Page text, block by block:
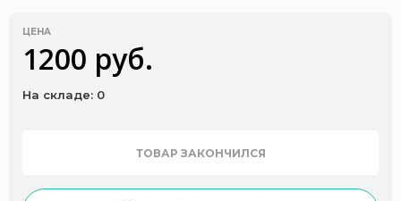
ЦЕНА
1200 руб.
На складе: 0
ТОВАР ЗАКОНЧИЛСЯ